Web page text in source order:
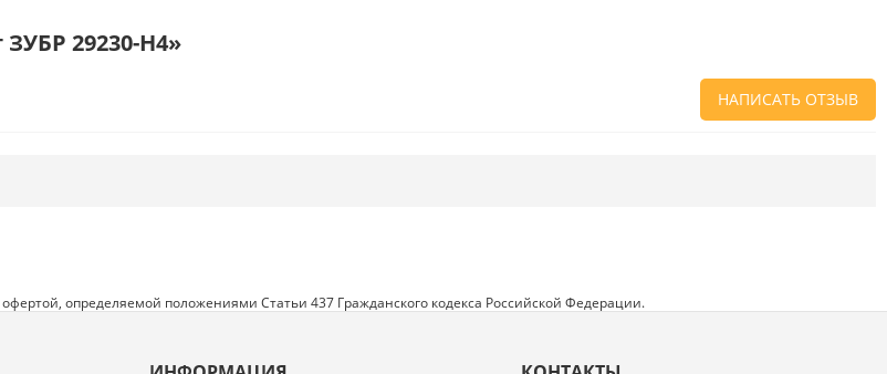
29230-H4»
НАПИСАТЬ ОТЗЫВ
Доставка. Как был упакован товар?
Товар. Качественный? Какие его плюсы и
определяемой положениями Статьи 437 Гражданского кодекса Российской Федерации.